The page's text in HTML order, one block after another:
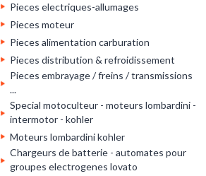
Pieces electriques-allumages
Pieces moteur
Pieces alimentation carburation
Pieces distribution & refroidissement
Pieces embrayage / freins / transmissions
...
Special motoculteur - moteurs lombardini -
intermotor - kohler
Moteurs lombardini kohler
Chargeurs de batterie - automates pour
groupes electrogenes lovato